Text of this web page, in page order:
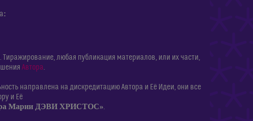
:
любая публикация материалов, или их части,
Автора.
направлена на дискредитацию Автора и Её Идеи, они все
и Её
Марии ДЭВИ ХРИСТОС».